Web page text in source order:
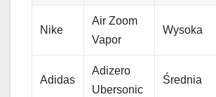
Nike
Air Zoom
Vapor
Wysoka
Adidas
Adizero
Ubersonic
Średnia